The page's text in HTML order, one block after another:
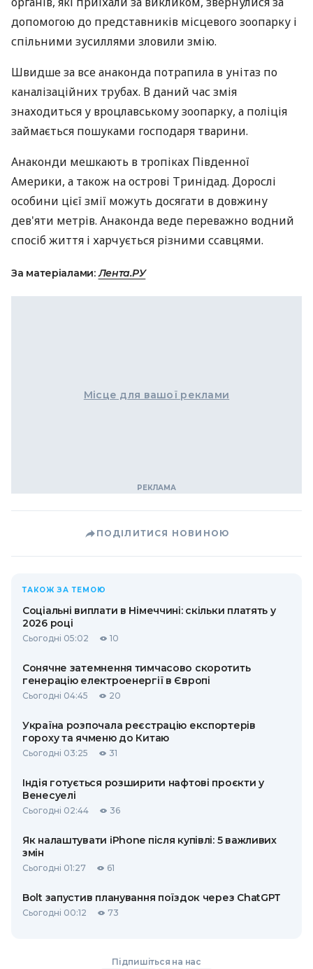
допомогою до представників місцевого зоопарку і
спільними зусиллями зловили змію.
Швидше за все анаконда потрапила в унітаз по
каналізаційних трубах. В даний час змія
знаходиться у вроцлавському зоопарку, а поліція
займається пошуками господаря тварини.
Анаконди мешкають в тропіках Південної
Америки, а також на острові Тринідад. Дорослі
особини цієї змії можуть досягати в довжину
дев'яти метрів. Анаконда веде переважно водний
спосіб життя і харчується різними ссавцями.
За матеріалами:Лента.РУ
Місце для вашої реклами
ПОДІЛИТИСЯ НОВИНОЮ
ТАКОЖ ЗА ТЕМОЮ
Соціальні виплати в Німеччині: скільки платять у
2026 році
Сьогодні 05:02 10
Сонячне затемнення тимчасово скоротить
генерацію електроенергії в Європі
Сьогодні 04:45 20
Україна розпочала реєстрацію експортерів
гороху та ячменю до Китаю
Сьогодні 03:25 31
Індія готується розширити нафтові проєкти у
Венесуелі
Сьогодні 02:44 36
Як налаштувати iPhone після купівлі: 5 важливих
змін
Сьогодні 01:27 61
Bolt запустив планування поїздок через ChatGPT
Сьогодні 00:12 73
Підпишіться на нас